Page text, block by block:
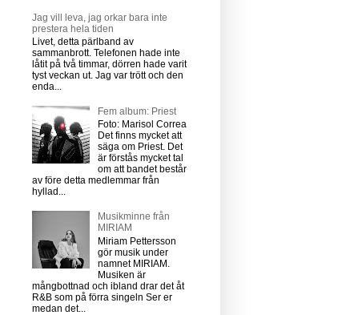
Jag vill leva, jag orkar bara inte
prestera hela tiden
Livet, detta pärlband av
sammanbrott. Telefonen hade inte
låtit på två timmar, dörren hade varit
tyst veckan ut. Jag var trött och den
enda...
Fem album: Priest
Foto: Marisol Correa
Det finns mycket att
säga om Priest. Det
är förstås mycket tal
om att bandet består
av före detta medlemmar från
hyllad...
Musikminne från
MIRIAM
Miriam Pettersson
gör musik under
namnet MIRIAM.
Musiken är
mångbottnad och ibland drar det åt
R&B som på förra singeln Ser er
medan det...